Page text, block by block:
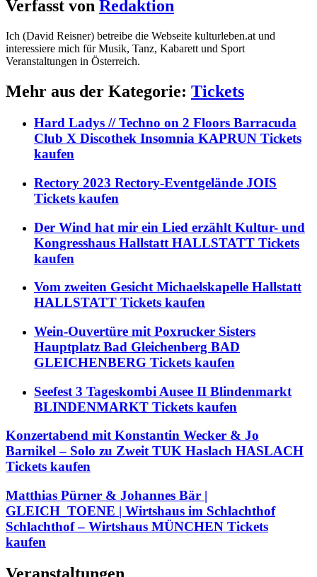
Verfasst von Redaktion
Ich (David Reisner) betreibe die Webseite kulturleben.at und
interessiere mich für Musik, Tanz, Kabarett und Sport
Veranstaltungen in Österreich.
Mehr aus der Kategorie: Tickets
Hard Ladys // Techno on 2 Floors Barracuda
Club X Discothek Insomnia KAPRUN Tickets
kaufen
Rectory 2023 Rectory-Eventgelände JOIS
Tickets kaufen
Der Wind hat mir ein Lied erzählt Kultur- und
Kongresshaus Hallstatt HALLSTATT Tickets
kaufen
Vom zweiten Gesicht Michaelskapelle Hallstatt
HALLSTATT Tickets kaufen
Wein-Ouvertüre mit Poxrucker Sisters
Hauptplatz Bad Gleichenberg BAD
GLEICHENBERG Tickets kaufen
Seefest 3 Tageskombi Ausee II Blindenmarkt
BLINDENMARKT Tickets kaufen
Konzertabend mit Konstantin Wecker & Jo
Barnikel – Solo zu Zweit TUK Haslach HASLACH
Tickets kaufen
Matthias Pürner & Johannes Bär |
GLEICH_TOENE | Wirtshaus im Schlachthof
Schlachthof – Wirtshaus MÜNCHEN Tickets
kaufen